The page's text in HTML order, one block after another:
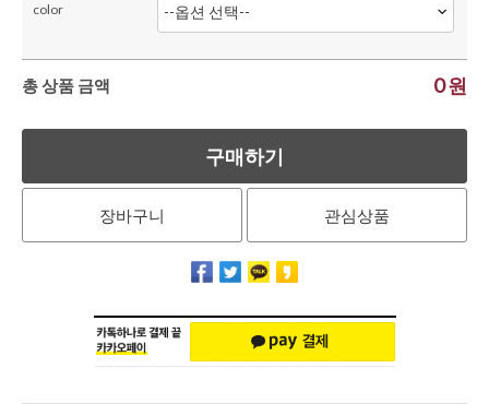
color
총 상품 금액 0원
구매하기
장바구니 관심상품